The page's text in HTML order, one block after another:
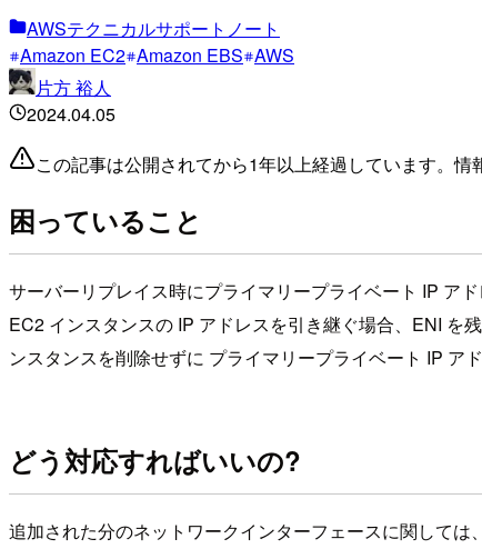
AWSテクニカルサポートノート
Amazon EC2 Amazon EBS AWS
片方 裕人
2024.04.05
この記事は公開されてから1年以上経過しています。情
困っていること
サーバーリプレイス時にプライマリープライベート IP ア
EC2 インスタンスの IP アドレスを引き継ぐ場合、ENI を
ンスタンスを削除せずに プライマリープライベート IP ア
どう対応すればいいの?
追加された分のネットワークインターフェースに関して